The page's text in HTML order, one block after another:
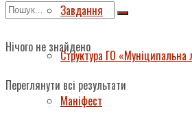
Нічого не знайдено
Переглянути всі результати
Завдання
Структура ГО «Муніципальна
Маніфест